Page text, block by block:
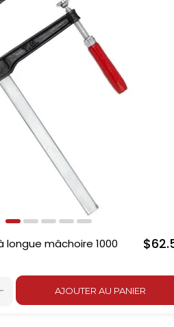
longue mâchoire 1000
AJOUTER AU PANIER